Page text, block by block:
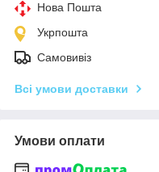
Нова Пошта
Укрпошта
Самовивіз
Всі умови доставки
Умови оплати